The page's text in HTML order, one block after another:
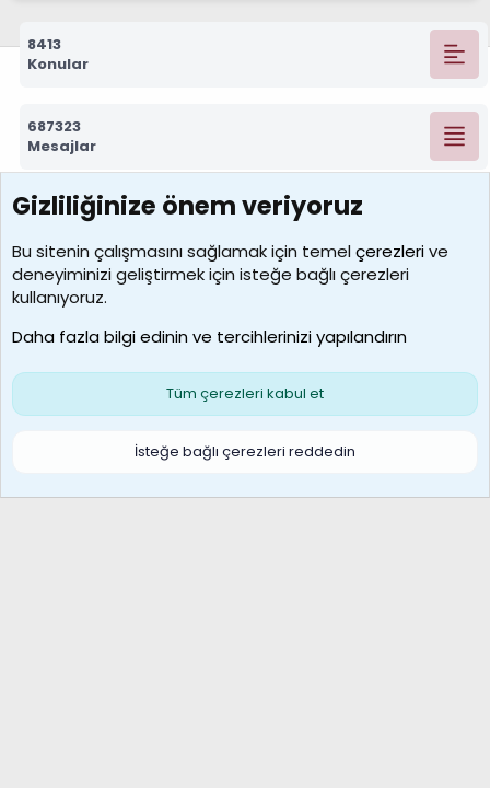
8413
Konular
687323
Mesajlar
7390
Kullanıcılar
MosesBrownHayranı
Son üye
Çerezler
S
Gizliliğinize önem veriyoruz
Bu sitenin çalışmasını sağlamak için temelçerezlerive
deneyiminizi geliştirmek için isteğe bağlı çerezleri
kullanıyoruz.
Daha fazla bilgi edinin ve tercihlerinizi yapılandırın
Tüm çerezleri kabul et
İsteğe bağlı çerezleri reddedin